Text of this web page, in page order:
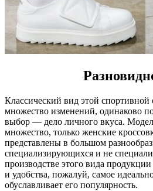
Классический вид этой спортивной
множество изменений, одинаково
выбор — дело личного вкуса.
множество, только женские
представлены в большом
специализирующихся и не
производстве этого вида
и удобства, пожалуй, самое
обуславливает его популярность.